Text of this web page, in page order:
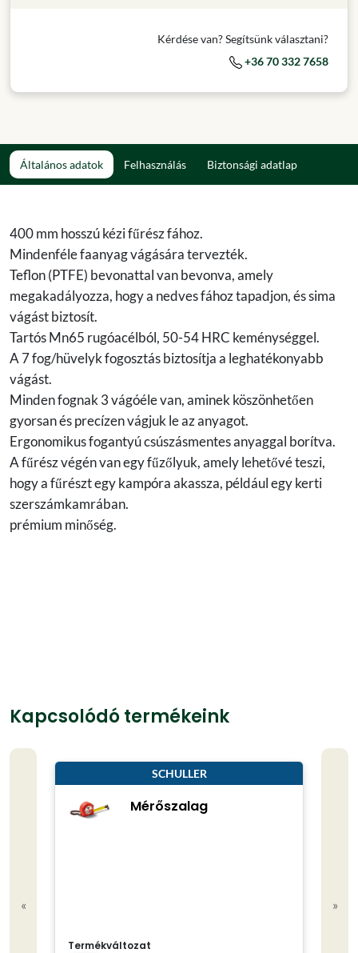
Kérdése van? Segítsünk választani?
+36 70 332 7658
Általános adatok Felhasználás Biztonsági adatlap
400 mm hosszú kézi fűrész fához.
Mindenféle faanyag vágására tervezték.
Teflon (PTFE) bevonattal van bevonva, amely
megakadályozza, hogy a nedves fához tapadjon, és sima
vágást biztosít.
Tartós Mn65 rugóacélból, 50-54 HRC keménységgel.
A 7 fog/hüvelyk fogosztás biztosítja a leghatékonyabb
vágást.
Minden fognak 3 vágóéle van, aminek köszönhetően
gyorsan és precízen vágjuk le az anyagot.
Ergonomikus fogantyú csúszásmentes anyaggal borítva.
A fűrész végén van egy fűzőlyuk, amely lehetővé teszi,
hogy a fűrészt egy kampóra akassza, például egy kerti
szerszámkamrában.
prémium minőség.
Kapcsolódó termékeink
«
SCHULLER
Mérőszalag
Termékváltozat
»